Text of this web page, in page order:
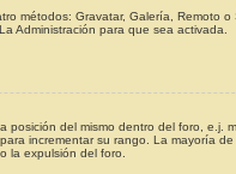
métodos: Gravatar, Galería, Remoto
Administración para que sea activada.
del mismo dentro del foro, e.j.
incrementar su rango. La mayoría
la expulsión del foro.